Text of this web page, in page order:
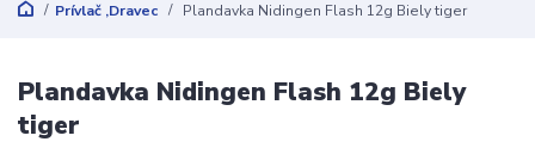
Prívlač ,Dravec Plandavka Nidingen Flash 12g Biely tiger
Plandavka Nidingen Flash 12g Biely
tiger